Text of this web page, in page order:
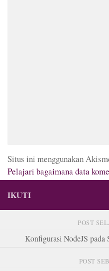
Situs ini menggunakan
Pelajari bagaimana data
IKUTI
POST
Konfigurasi NodeJS pada
POST